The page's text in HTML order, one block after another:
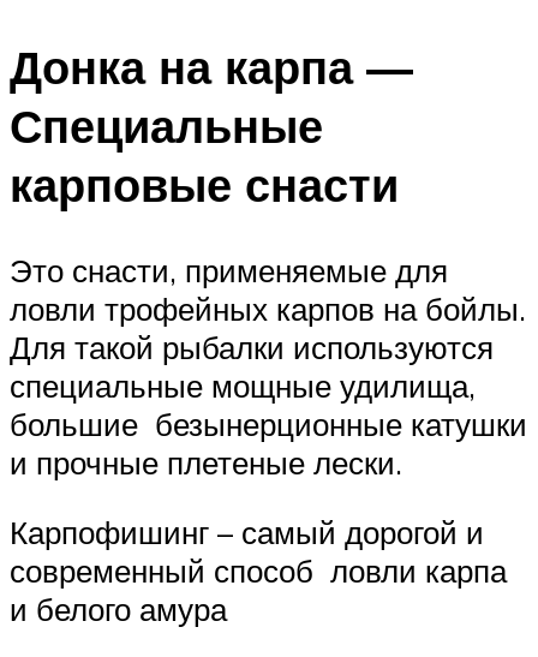
Донка на карпа —
Специальные
карповые снасти
Это снасти, применяемые для
ловли трофейных карпов на бойлы.
Для такой рыбалки используются
специальные мощные удилища,
большие безынерционные катушки
и прочные плетеные лески.
Карпофишинг – самый дорогой и
современный способ ловли карпа
и белого амура